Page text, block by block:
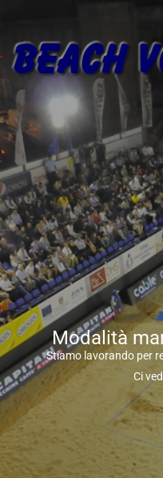
Modalità
Stiamo lavorando per
Ci